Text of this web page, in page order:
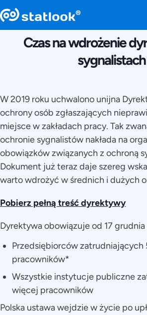
21 SEPTEMBRIE
Czas na wdrożenie
sygnalistach
W 2019 roku uchwalono unijna
ochrony osób zgłaszających
miejsce w zakładach pracy. Tak
ochronie sygnalistów nakłada na
obowiązków związanych z ochroną
Dokument już teraz daje szereg
warto wdrożyć w średnich i dużych
Pobierz pełną treść dyrektywy
Dyrektywa obowiązuje od 17 grudnia
Przedsiębiorców zatrudniających
pracowników*
Wszystkie instytucje publiczne
więcej pracowników
Polska ustawa wejdzie w życie po